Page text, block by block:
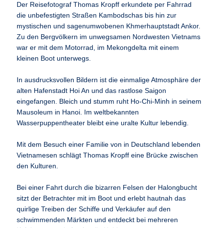
Der Reisefotograf Thomas Kropff erkundete per Fahrrad
die unbefestigten Straßen Kambodschas bis hin zur
mystischen und sagenumwobenen Khmerhauptstadt Ankor.
Zu den Bergvölkern im unwegsamen Nordwesten Vietnams
war er mit dem Motorrad, im Mekongdelta mit einem
kleinen Boot unterwegs.
In ausdrucksvollen Bildern ist die einmalige Atmosphäre der
alten Hafenstadt Hoi An und das rastlose Saigon
eingefangen. Bleich und stumm ruht Ho-Chi-Minh in seinem
Mausoleum in Hanoi. Im weltbekannten
Wasserpuppentheater bleibt eine uralte Kultur lebendig.
Mit dem Besuch einer Familie von in Deutschland lebenden
Vietnamesen schlägt Thomas Kropff eine Brücke zwischen
den Kulturen.
Bei einer Fahrt durch die bizarren Felsen der Halongbucht
sitzt der Betrachter mit im Boot und erlebt hautnah das
quirlige Treiben der Schiffe und Verkäufer auf den
schwimmenden Märkten und entdeckt bei mehreren